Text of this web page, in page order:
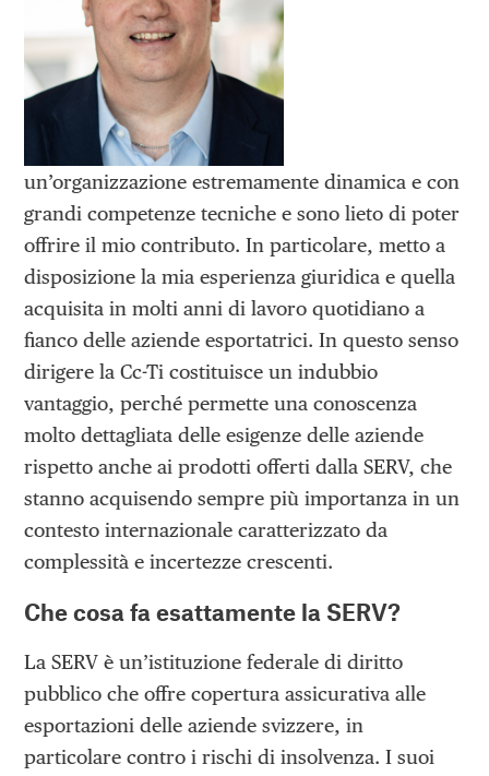
un’organizzazione estremamente dinamica e con
grandi competenze tecniche e sono lieto di poter
offrire il mio contributo. In particolare, metto a
disposizione la mia esperienza giuridica e quella
acquisita in molti anni di lavoro quotidiano a
fianco delle aziende esportatrici. In questo senso
dirigere la Cc-Ti costituisce un indubbio
vantaggio, perché permette una conoscenza
molto dettagliata delle esigenze delle aziende
rispetto anche ai prodotti offerti dalla SERV, che
stanno acquisendo sempre più importanza in un
contesto internazionale caratterizzato da
complessità e incertezze crescenti.
Che cosa fa esattamente la SERV?
La SERV è un’istituzione federale di diritto
pubblico che offre copertura assicurativa alle
esportazioni delle aziende svizzere, in
particolare contro i rischi di insolvenza. I suoi